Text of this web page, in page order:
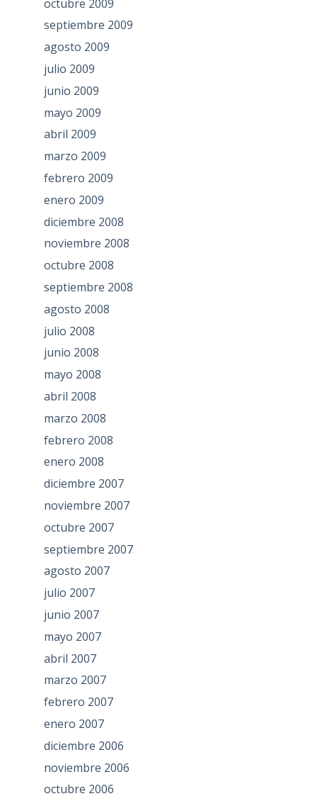
octubre 2009
septiembre 2009
agosto 2009
julio 2009
junio 2009
mayo 2009
abril 2009
marzo 2009
febrero 2009
enero 2009
diciembre 2008
noviembre 2008
octubre 2008
septiembre 2008
agosto 2008
julio 2008
junio 2008
mayo 2008
abril 2008
marzo 2008
febrero 2008
enero 2008
diciembre 2007
noviembre 2007
octubre 2007
septiembre 2007
agosto 2007
julio 2007
junio 2007
mayo 2007
abril 2007
marzo 2007
febrero 2007
enero 2007
diciembre 2006
noviembre 2006
octubre 2006